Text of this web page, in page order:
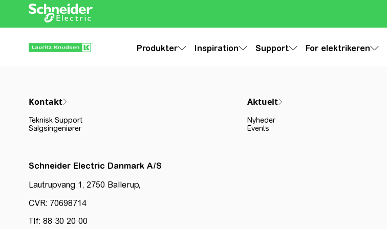
Produkter Inspiration Support For elektrikeren
Kontakt
Teknisk Support
Salgsingeniører
Aktuelt
Nyheder
Events
Schneider Electric Danmark A/S
Lautrupvang 1, 2750 Ballerup,
CVR: 70698714
Tlf: 88 30 20 00